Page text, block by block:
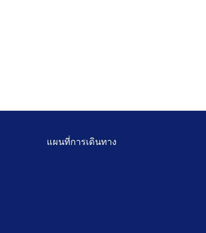
แผนที่การเดินทาง